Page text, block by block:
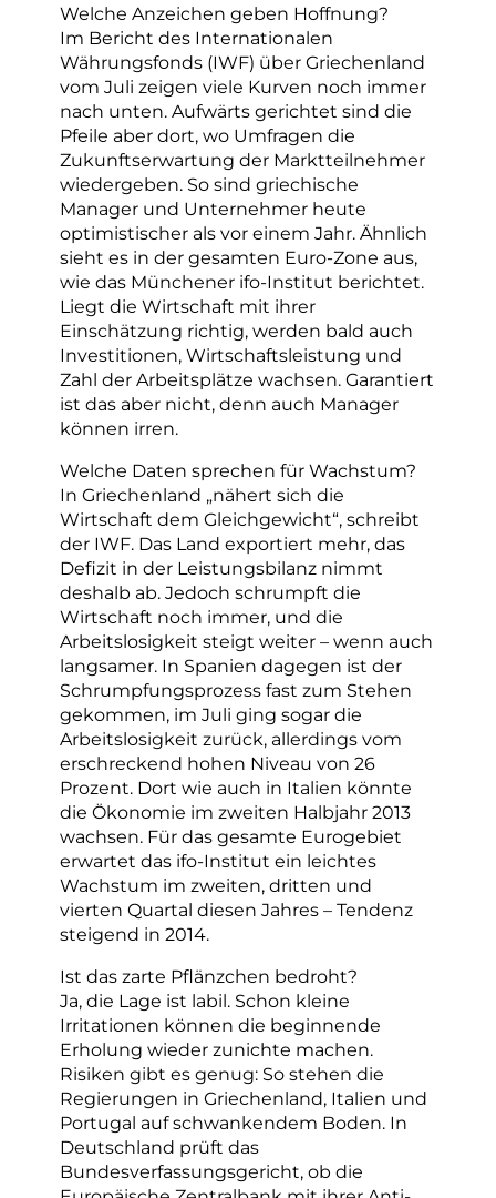
Welche Anzeichen geben Hoffnung?
Im Bericht des Internationalen
Währungsfonds (IWF) über Griechenland
vom Juli zeigen viele Kurven noch immer
nach unten. Aufwärts gerichtet sind die
Pfeile aber dort, wo Umfragen die
Zukunftserwartung der Marktteilnehmer
wiedergeben. So sind griechische
Manager und Unternehmer heute
optimistischer als vor einem Jahr. Ähnlich
sieht es in der gesamten Euro-Zone aus,
wie das Münchener ifo-Institut berichtet.
Liegt die Wirtschaft mit ihrer
Einschätzung richtig, werden bald auch
Investitionen, Wirtschaftsleistung und
Zahl der Arbeitsplätze wachsen. Garantiert
ist das aber nicht, denn auch Manager
können irren.
Welche Daten sprechen für Wachstum?
In Griechenland „nähert sich die
Wirtschaft dem Gleichgewicht“, schreibt
der IWF. Das Land exportiert mehr, das
Defizit in der Leistungsbilanz nimmt
deshalb ab. Jedoch schrumpft die
Wirtschaft noch immer, und die
Arbeitslosigkeit steigt weiter – wenn auch
langsamer. In Spanien dagegen ist der
Schrumpfungsprozess fast zum Stehen
gekommen, im Juli ging sogar die
Arbeitslosigkeit zurück, allerdings vom
erschreckend hohen Niveau von 26
Prozent. Dort wie auch in Italien könnte
die Ökonomie im zweiten Halbjahr 2013
wachsen. Für das gesamte Eurogebiet
erwartet das ifo-Institut ein leichtes
Wachstum im zweiten, dritten und
vierten Quartal diesen Jahres – Tendenz
steigend in 2014.
Ist das zarte Pflänzchen bedroht?
Ja, die Lage ist labil. Schon kleine
Irritationen können die beginnende
Erholung wieder zunichte machen.
Risiken gibt es genug: So stehen die
Regierungen in Griechenland, Italien und
Portugal auf schwankendem Boden. In
Deutschland prüft das
Bundesverfassungsgericht, ob die